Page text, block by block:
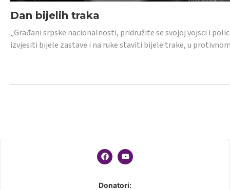
Dan bijelih traka
„Građani srpske nacionalnosti, pridružite se svojoj vojsci i
izvjesiti bijele zastave i na ruke staviti bijele trake, u
Donatori: